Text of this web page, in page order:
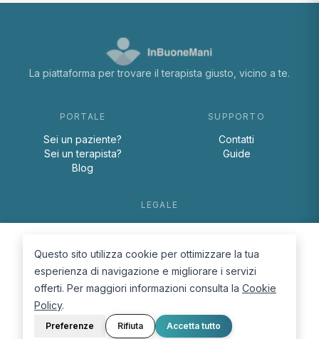
La piattaforma per trovare il terapista giusto, vicino a te.
PORTALE
Sei un paziente?
Sei un terapista?
Blog
SUPPORTO
Contatti
Guide
LEGALE
Cookie Policy
Questo sito utilizza cookie per ottimizzare la tua
esperienza di navigazione e migliorare i servizi
offerti. Per maggiori informazioni consulta la Cookie
Policy.
Preferenze Rifiuta Accetta tutto